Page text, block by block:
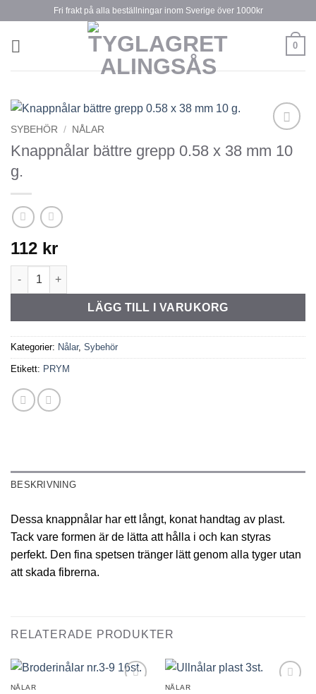
content
Fri frakt på alla beställningar inom Sverige över 1000kr
0
Lägg till
önskelistan
SYBEHÖR / NÅLAR
Knappnålar bättre grepp 0.58 x 38 mm 10
g.
112 kr
Knappnålar bättre grepp 0.58 x 38 mm 10 g. mängd
LÄGG TILL I VARUKORG
Kategorier: Nålar, Sybehör
Etikett: PRYM
BESKRIVNING
Dessa knappnålar har ett långt, konat handtag av plast.
Tack vare formen är de lätta att hålla i och kan styras
perfekt. Den fina spetsen tränger lätt genom alla tyger utan
att skada fibrerna.
RELATERADE PRODUKTER
NÅLAR NÅLAR